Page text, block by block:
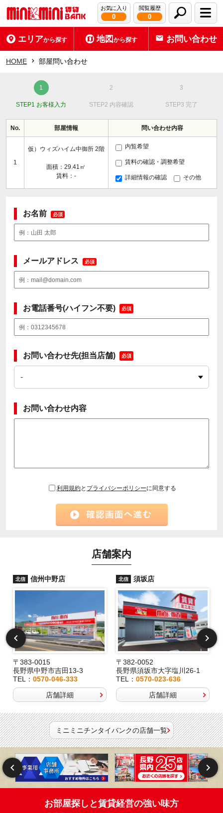
お気に入り
0
閲覧履歴
0
エリアから探す 地図から探す お問い合わせ
HOME 部屋問い合わせ
STEP1 お客様入力 STEP2 内容確認 STEP3 完了
No. 部屋情報 問い合わせ内容
1
仮）ウィズハイム中御所 2階
面積：29.41㎡
賃料：-
内覧希望
賃料の確認・調整希望
詳細情報の確認 その他
お名前 必須
メールアドレス 必須
お電話番号(ハイフン不要) 必須
お問い合わせ先(担当店舗) 必須
お問い合わせ内容
利用規約と プライバシーポリシーに同意する
店舗案内
北信 信州中野店
〒383-0015
長野県中野市吉田13-3
TEL： 0570-046-333
店舗詳細
北信 須坂店
〒382-0052
長野県須坂市大字塩川26-1
TEL：0570-023-636
店舗詳細
ミニミニチンタイバンクの店舗一覧
お部屋探しと賃貸経営の強い味方